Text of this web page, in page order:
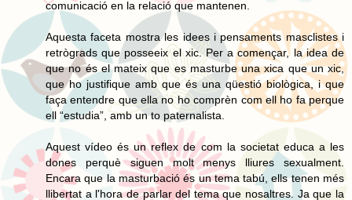
comunicació en la relació que mantenen.
Aquesta faceta mostra les idees i pensaments masclistes i
retrògrads que posseeix el xic. Per a començar, la idea de
que no és el mateix que es masturbe una xica que un xic,
que ho justifique amb que és una qüestió biològica, i que
faça entendre que ella no ho comprèn com ell ho fa perque
ell “estudia”, amb un to paternalista.
Aquest vídeo és un reflex de com la societat educa a les
dones perquè siguen molt menys lliures sexualment.
Encara que la masturbació és un tema tabú, ells tenen més
llibertat a l'hora de parlar del tema que nosaltres. Ja que la